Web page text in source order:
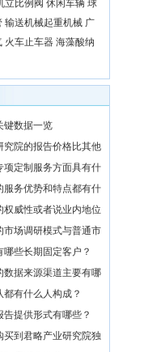
立比例阀 休闲车辆 球
输送机械起重机械 广
火车止车器 海藻酸纳
键数据一览
究院的报告价格比其他
项定制服务方面具有什
服务优势和特点都有什
权威性或者说业内地位
市场调研模式与普通市
哪些？
些长期固定客户？
数据来源渠道主要有哪
有什么人构成？
提供形式有哪些？
买到君略产业研究院独